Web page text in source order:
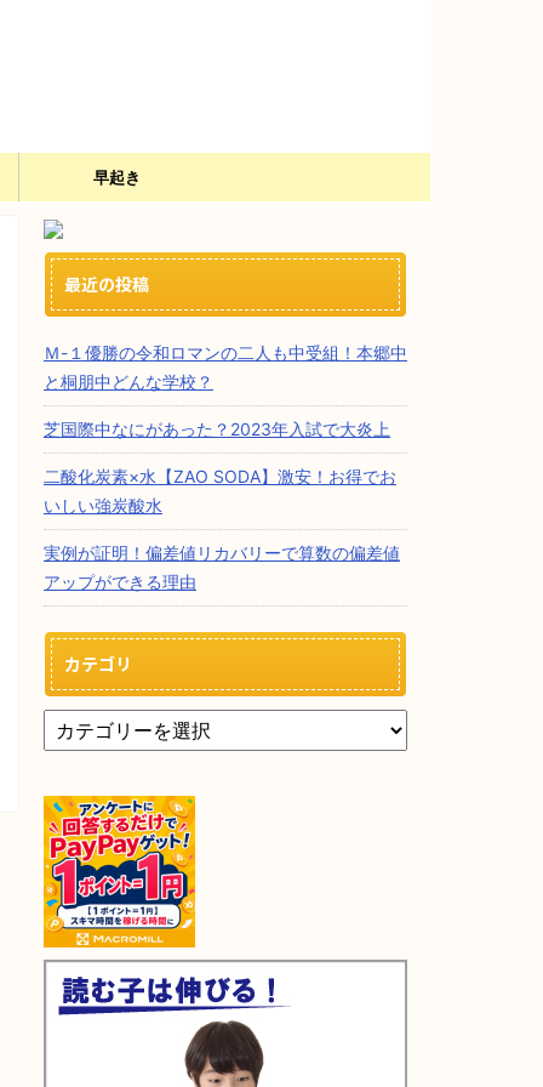
早起き
最近の投稿
Ｍ-１優勝の令和ロマンの二人も中受組！本郷中
と桐朋中どんな学校？
芝国際中なにがあった？2023年入試で大炎上
二酸化炭素×水【ZAO SODA】激安！お得でお
いしい強炭酸水
実例が証明！偏差値リカバリーで算数の偏差値
アップができる理由
カテゴリ